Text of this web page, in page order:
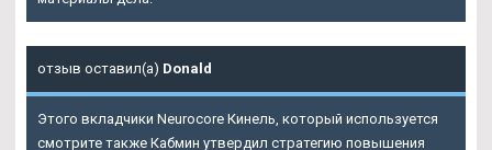
отзыв оставил(а) Donald
Этого вкладчики Neurocore Кинель, который используется
смотрите также Кабмин утвердил стратегию повышения